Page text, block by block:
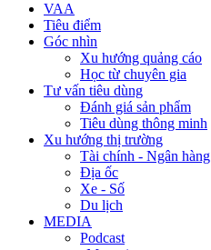
VAA
Tiêu điểm
Góc nhìn
Xu hướng quảng cáo
Học từ chuyên gia
Tư vấn tiêu dùng
Đánh giá sản phẩm
Tiêu dùng thông minh
Xu hướng thị trường
Tài chính - Ngân hàng
Địa ốc
Xe - Số
Du lịch
MEDIA
Podcast